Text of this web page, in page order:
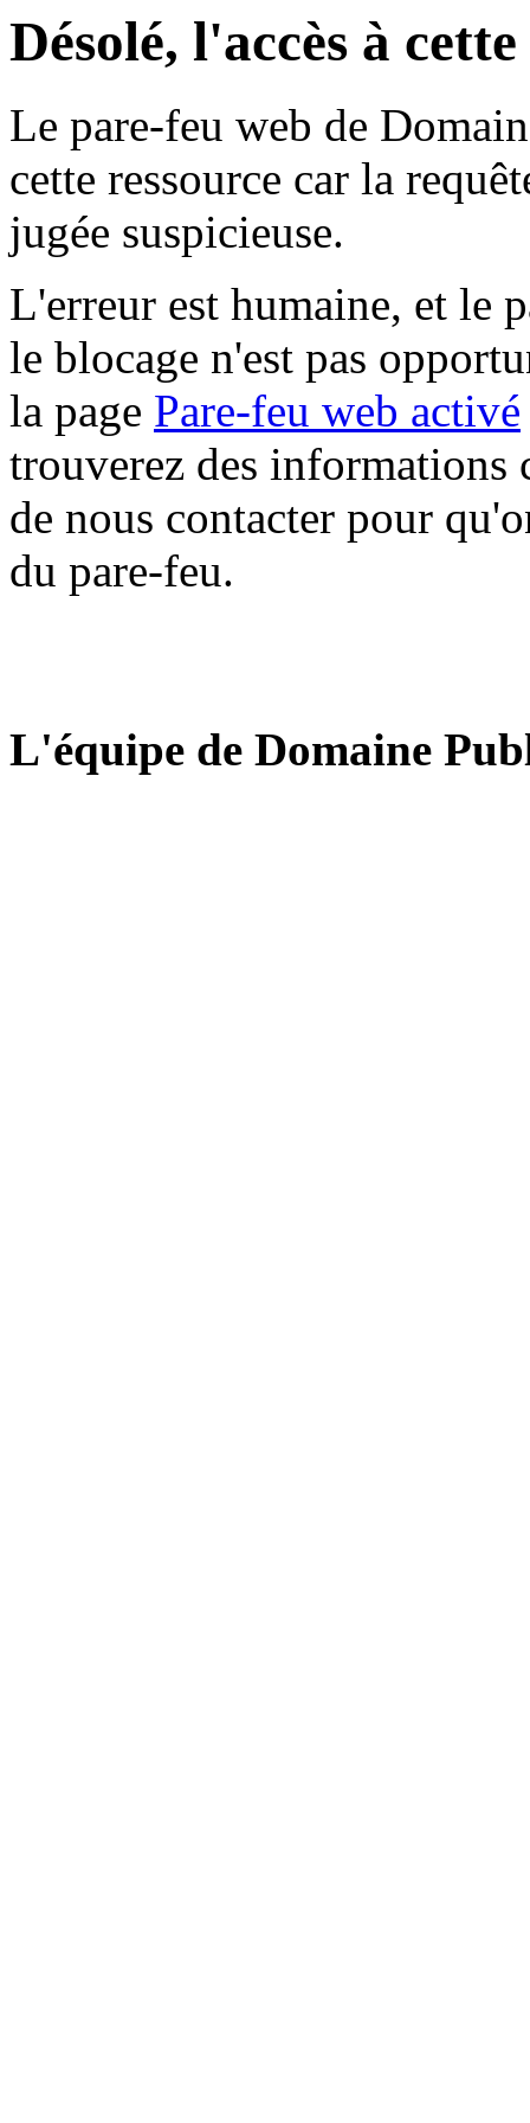
Désolé, l'accès à
Le pare-feu web de
cette ressource car la
jugée suspicieuse.
L'erreur est humaine, et le
le blocage n'est pas
la page Pare-feu web activé
trouverez des informations
de nous contacter pour
du pare-feu.
L'équipe de Domaine